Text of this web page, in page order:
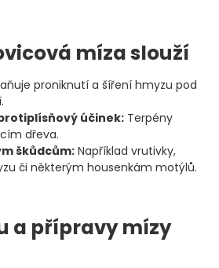
míza slouží
proniknutí a šíření hmyzu pod
účinek: Terpény
dřeva.
škůdcům: Například vrutivky,
či některým housenkám motýlů.
a přípravy mízy